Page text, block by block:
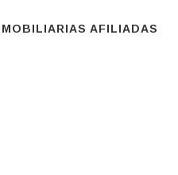
AFILIADAS